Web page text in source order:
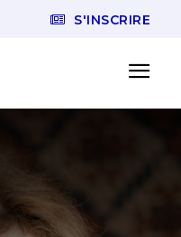
S'INSCRIRE